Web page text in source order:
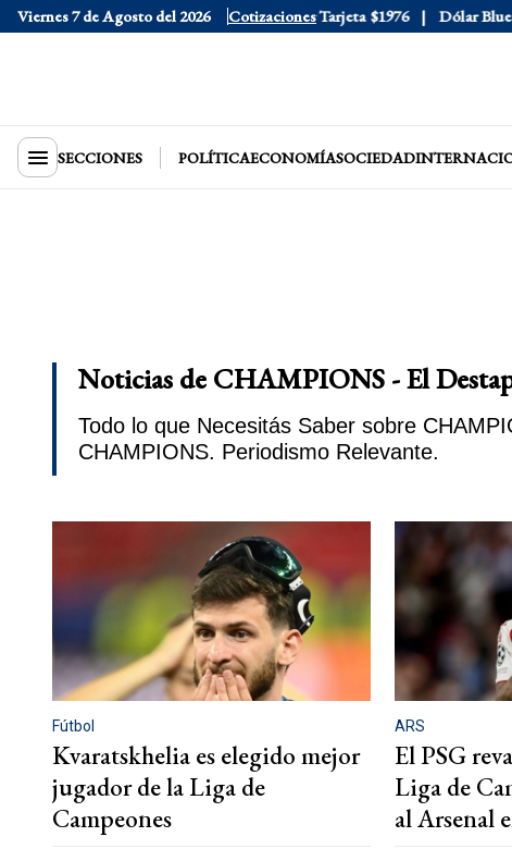
Viernes 7 de Agosto del 2026 Cotizaciones
Dólar Oficial $1520 Dólar Tarjeta $1976 Dólar Blue $1530
SECCIONES POLÍTICAECONOMÍASOCIEDAD
Noticias de CHAMPIONS - El
Todo lo que Necesitás Saber sobre
CHAMPIONS. Periodismo Relevante.
Fútbol
Kvaratskhelia es elegido mejor
jugador de la Liga de
Campeones
ARS
El PSG
Liga de
al Arsenal